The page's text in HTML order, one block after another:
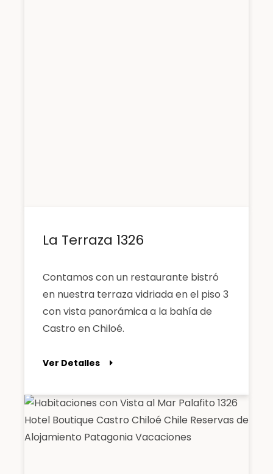
La Terraza 1326
Contamos con un restaurante bistró
en nuestra terraza vidriada en el piso 3
con vista panorámica a la bahía de
Castro en Chiloé.
Ver Detalles